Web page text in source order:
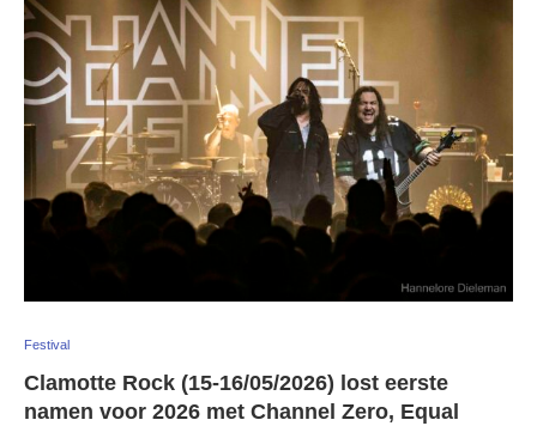
Festival
Clamotte Rock (15-16/05/2026) lost eerste
namen voor 2026 met Channel Zero, Equal